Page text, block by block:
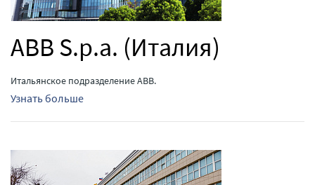
ABB S.p.a. (Италия)
Итальянское подразделение ABB.
Узнать больше